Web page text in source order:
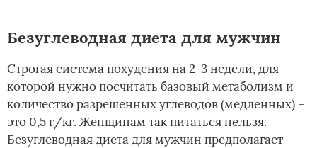
Безуглеводная диета для мужчин
Строгая система похудения на 2-3 недели, для
которой нужно посчитать базовый метаболизм и
количество разрешенных углеводов (медленных) –
это 0,5 г/кг. Женщинам так питаться нельзя.
Безуглеводная диета для мужчин предполагает